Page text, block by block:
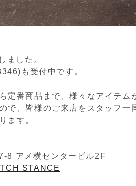
ました。
も受付中です。
定番商品まで、様々なアイテム
で、皆様のご来店をスタッフ一
ます。
8 アメ横センタービル2F
STANCE